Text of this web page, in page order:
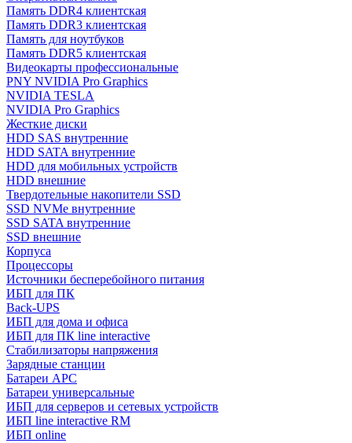
Память DDR4 клиентская
Память DDR3 клиентская
Память для ноутбуков
Память DDR5 клиентская
Видеокарты профессиональные
PNY NVIDIA Pro Graphics
NVIDIA TESLA
NVIDIA Pro Graphics
Жесткие диски
HDD SAS внутренние
HDD SATA внутренние
HDD для мобильных устройств
HDD внешние
Твердотельные накопители SSD
SSD NVMe внутренние
SSD SATA внутренние
SSD внешние
Корпуса
Процессоры
Источники бесперебойного питания
ИБП для ПК
Back-UPS
ИБП для дома и офиса
ИБП для ПК linе interactive
Стабилизаторы напряжения
Зарядные станции
Батареи APC
Батареи универсальные
ИБП для серверов и сетевых устройств
ИБП line interactive RM
ИБП online